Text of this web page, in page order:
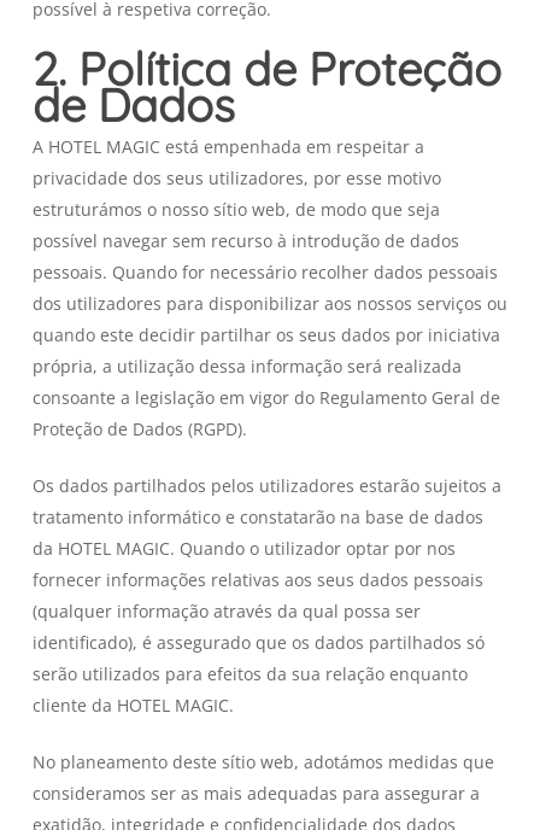
possível à respetiva correção.
2. Política de Proteção
de Dados
A HOTEL MAGIC está empenhada em respeitar a
privacidade dos seus utilizadores, por esse motivo
estruturámos o nosso sítio web, de modo que seja
possível navegar sem recurso à introdução de dados
pessoais. Quando for necessário recolher dados pessoais
dos utilizadores para disponibilizar aos nossos serviços ou
quando este decidir partilhar os seus dados por iniciativa
própria, a utilização dessa informação será realizada
consoante a legislação em vigor do Regulamento Geral de
Proteção de Dados (RGPD).
Os dados partilhados pelos utilizadores estarão sujeitos a
tratamento informático e constatarão na base de dados
da HOTEL MAGIC. Quando o utilizador optar por nos
fornecer informações relativas aos seus dados pessoais
(qualquer informação através da qual possa ser
identificado), é assegurado que os dados partilhados só
serão utilizados para efeitos da sua relação enquanto
cliente da HOTEL MAGIC.
No planeamento deste sítio web, adotámos medidas que
consideramos ser as mais adequadas para assegurar a
exatidão, integridade e confidencialidade dos dados